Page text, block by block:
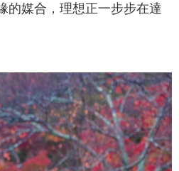
的媒合，理想正一步步在達